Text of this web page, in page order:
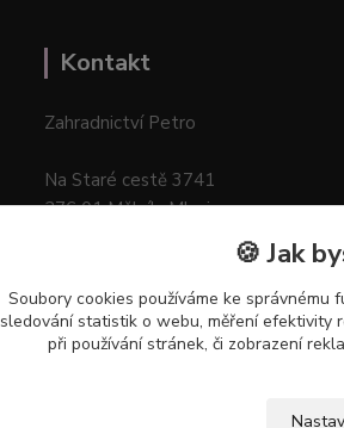
Kontakt
Zahradnictví Petro
Na Staré cestě 3741
276 01 Mělník–Mlazice
🍪 Jak
Soubory cookies používáme ke
sledování statistik o webu, měření efektivity
při používání stránek, či zobrazení